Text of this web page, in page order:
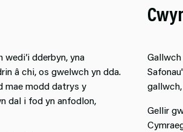
dderbyn, yna
â chi, os gwelwch yn dda.
mae modd datrys y
dal i fod yn anfodlon,
Gellir